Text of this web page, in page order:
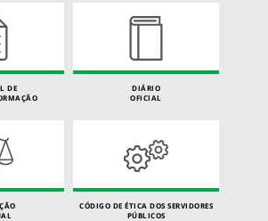
DE
DIÁRIO
OFICIAL
CÓDIGO DE ÉTICA DOS SERVIDORES
PÚBLICOS